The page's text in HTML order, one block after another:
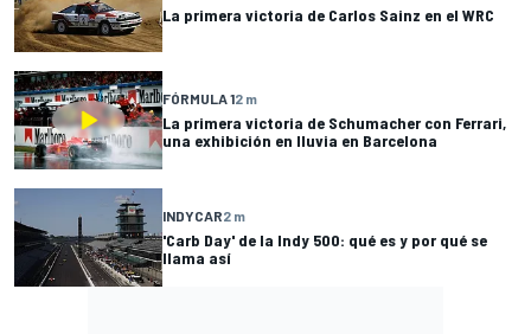
La primera victoria de Carlos Sainz en el WRC
FÓRMULA 12 m
La primera victoria de Schumacher con Ferrari,
una exhibición en lluvia en Barcelona
INDYCAR2 m
'Carb Day' de la Indy 500: qué es y por qué se
llama así